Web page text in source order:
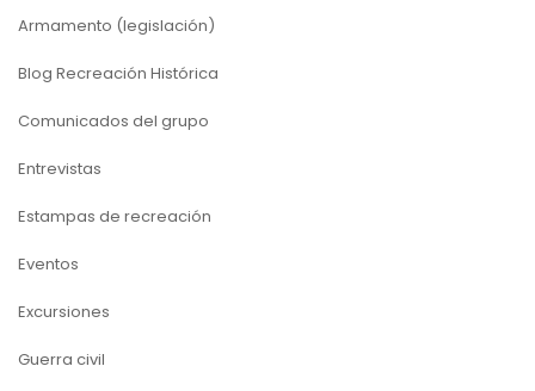
Armamento (legislación)
Blog Recreación Histórica
Comunicados del grupo
Entrevistas
Estampas de recreación
Eventos
Excursiones
Guerra civil